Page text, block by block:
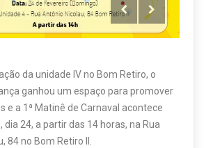
da unidade IV no Bom Retiro, o
ganhou um espaço para promover
e a 1ª Matinê de Carnaval acontece
24, a partir das 14 horas, na Rua
84 no Bom Retiro II.